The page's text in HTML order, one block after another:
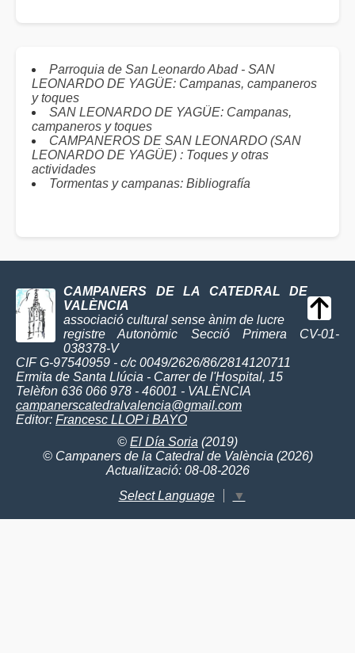
Parroquia de San Leonardo Abad - SAN
LEONARDO DE YAGÜE: Campanas, campaneros
y toques
SAN LEONARDO DE YAGÜE: Campanas,
campaneros y toques
CAMPANEROS DE SAN LEONARDO (SAN
LEONARDO DE YAGÜE) : Toques y otras
actividades
Tormentas y campanas: Bibliografía
CAMPANERS DE LA CATEDRAL DE
VALÈNCIA
associació cultural sense ànim de lucre
registre Autonòmic Secció Primera CV-01-
038378-V
CIF G-97540959 - c/c 0049/2626/86/2814120711
Ermita de Santa Llúcia - Carrer de l'Hospital, 15
Telèfon 636 066 978 - 46001 - VALÈNCIA
campanerscatedralvalencia@gmail.com
Editor: Francesc LLOP i BAYO
© El Día Soria (2019)
© Campaners de la Catedral de València (2026)
Actualització: 08-08-2026
Select Language
▼